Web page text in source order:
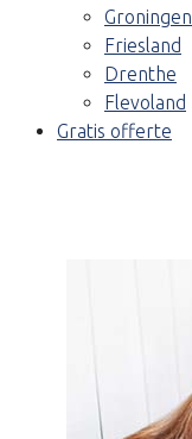
Groningen
Friesland
Drenthe
Flevoland
Gratis offerte